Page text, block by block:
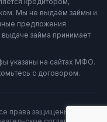
Мы не выдаём займы и
предложения
займа принимает
указаны на сайтах МФО.
с договором.
права защищены